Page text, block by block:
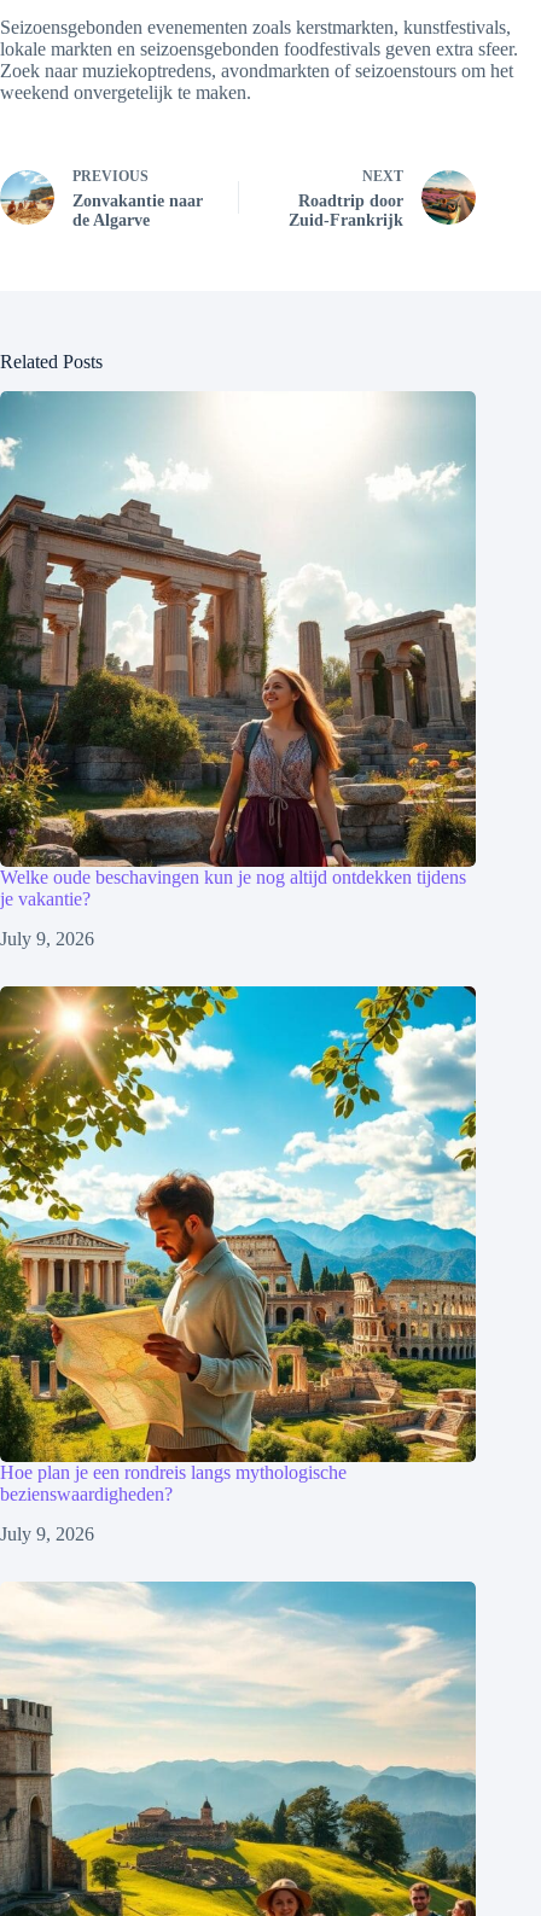
Seizoensgebonden evenementen zoals kerstmarkten, kunstfestivals,
lokale markten en seizoensgebonden foodfestivals geven extra sfeer.
Zoek naar muziekoptredens, avondmarkten of seizoenstours om het
weekend onvergetelijk te maken.
PREVIOUS
Zonvakantie naar
de Algarve
NEXT
Roadtrip door
Zuid-Frankrijk
Related Posts
Welke oude beschavingen kun je nog altijd ontdekken tijdens
je vakantie?
July 9, 2026
Hoe plan je een rondreis langs mythologische
bezienswaardigheden?
July 9, 2026